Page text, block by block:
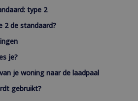
type 2
2 de standaard?
je?
je woning naar de laadpaal
gebruikt?